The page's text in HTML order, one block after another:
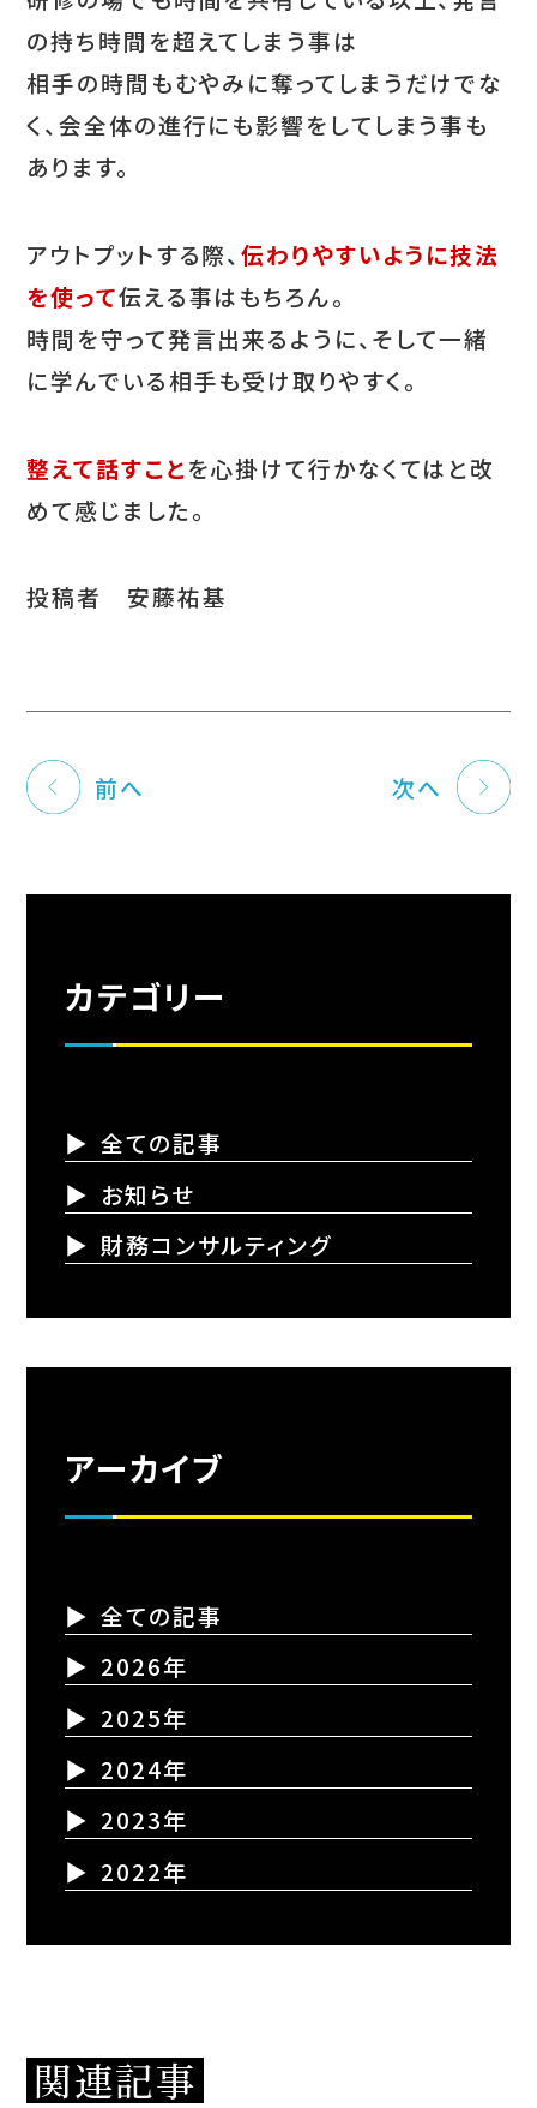
の持ち時間を超えてしまう事は
相手の時間もむやみに奪ってしまうだけでな
く、会全体の進行にも影響をしてしまう事も
あります。
アウトプットする際、伝わりやすいように技法
を使って伝える事はもちろん。
時間を守って発言出来るように、そして一緒
に学んでいる相手も受け取りやすく。
整えて話すことを心掛けて行かなくてはと改
めて感じました。
投稿者 安藤祐基
前へ 次へ
カテゴリー
全ての記事
お知らせ
財務コンサルティング
アーカイブ
全ての記事
2026年
2025年
2024年
2023年
2022年
関連記事